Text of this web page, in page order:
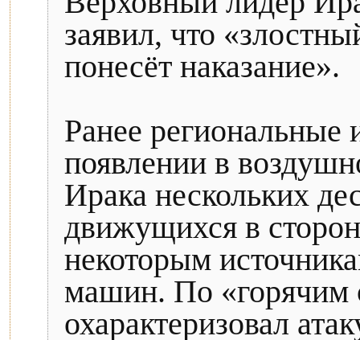
заявил, что
понесёт наказание».
Ранее
появлении в
Ирака нескольких
движущихся в
некоторым
машин. По
охарактеризовал